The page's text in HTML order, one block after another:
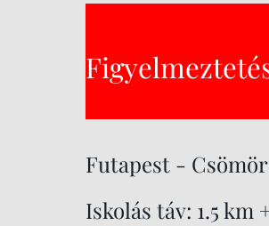
Futapest -
Iskolás táv: 1.5 km